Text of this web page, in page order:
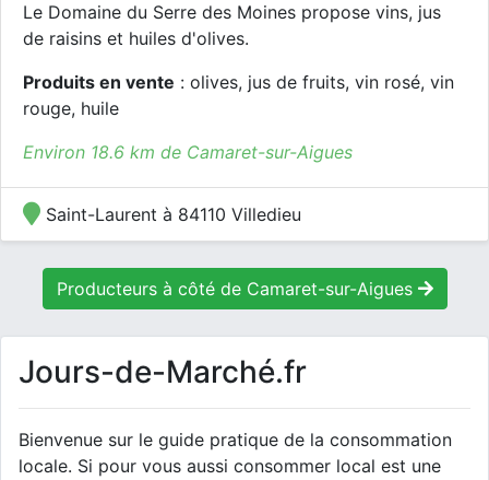
Le Domaine du Serre des Moines propose vins, jus
de raisins et huiles d'olives.
Produits en vente : olives, jus de fruits, vin rosé, vin
rouge, huile
Environ 18.6 km de Camaret-sur-Aigues
Saint-Laurent à 84110 Villedieu
Producteurs à côté de Camaret-sur-Aigues
Jours-de-Marché.fr
Bienvenue sur le guide pratique de la consommation
locale. Si pour vous aussi consommer local est une